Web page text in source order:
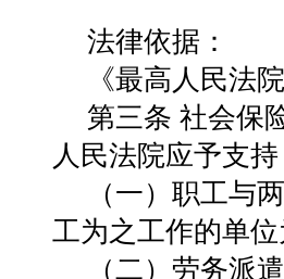
法律依据：
《最高人民法
第三条 社会保
人民法院应予支持
（一）职工与
工为之工作的单
（二）劳务派